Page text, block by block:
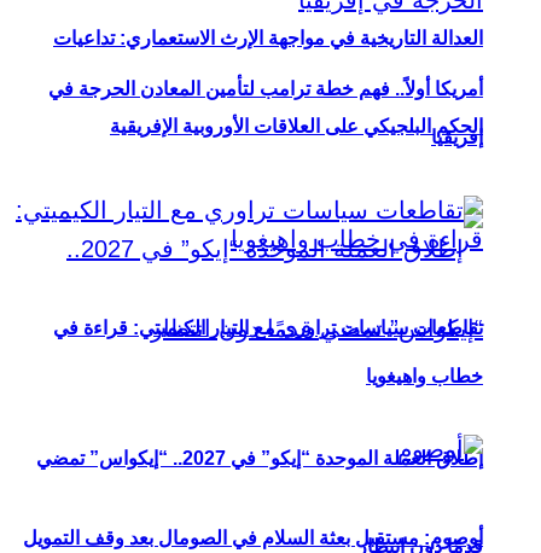
العدالة التاريخية في مواجهة الإرث الاستعماري: تداعيات
الحكم البلجيكي على العلاقات الأوروبية الإفريقية
إطلاق العملة الموحدة “إيكو” في 2027.. “إيكواس” تمضي
قدمًا دون انتظار
أمريكا أولاً.. فهم خطة ترامب لتأمين المعادن الحرجة في
إفريقيا
تقاطعات سياسات تراوري مع التيار الكيميتي: قراءة في
خطاب واهيغويا
أوصوم: مستقبل بعثة السلام في الصومال بعد وقف التمويل